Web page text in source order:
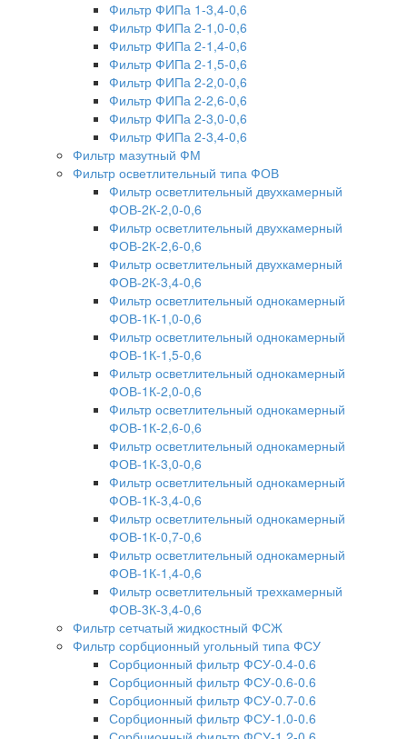
Фильтр ФИПа 1-3,4-0,6
Фильтр ФИПа 2-1,0-0,6
Фильтр ФИПа 2-1,4-0,6
Фильтр ФИПа 2-1,5-0,6
Фильтр ФИПа 2-2,0-0,6
Фильтр ФИПа 2-2,6-0,6
Фильтр ФИПа 2-3,0-0,6
Фильтр ФИПа 2-3,4-0,6
Фильтр мазутный ФМ
Фильтр осветлительный типа ФОВ
Фильтр осветлительный двухкамерный
ФОВ-2К-2,0-0,6
Фильтр осветлительный двухкамерный
ФОВ-2К-2,6-0,6
Фильтр осветлительный двухкамерный
ФОВ-2К-3,4-0,6
Фильтр осветлительный однокамерный
ФОВ-1К-1,0-0,6
Фильтр осветлительный однокамерный
ФОВ-1К-1,5-0,6
Фильтр осветлительный однокамерный
ФОВ-1К-2,0-0,6
Фильтр осветлительный однокамерный
ФОВ-1К-2,6-0,6
Фильтр осветлительный однокамерный
ФОВ-1К-3,0-0,6
Фильтр осветлительный однокамерный
ФОВ-1К-3,4-0,6
Фильтр осветлительный однокамерный
ФОВ-1К-0,7-0,6
Фильтр осветлительный однокамерный
ФОВ-1К-1,4-0,6
Фильтр осветлительный трехкамерный
ФОВ-3К-3,4-0,6
Фильтр сетчатый жидкостный ФСЖ
Фильтр сорбционный угольный типа ФСУ
Сорбционный фильтр ФСУ-0.4-0.6
Сорбционный фильтр ФСУ-0.6-0.6
Сорбционный фильтр ФСУ-0.7-0.6
Сорбционный фильтр ФСУ-1.0-0.6